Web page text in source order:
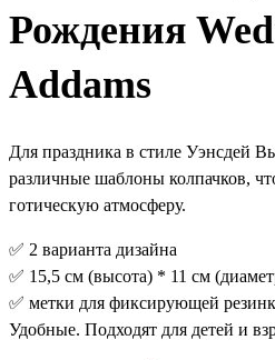
Рождения
Addams
Для праздника в стиле Уэнсдей
различные шаблоны колпачков,
готическую атмосферу.
✅ 2 варианта дизайна
✅ 15,5 см (высота) * 11 см
✅ метки для фиксирующей
Удобные. Подходят для детей и